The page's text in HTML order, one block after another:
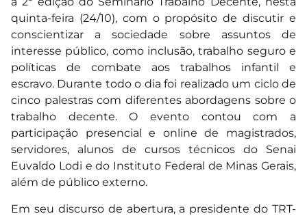
quinta-feira (24/10), com o propósito de discutir e
conscientizar a sociedade sobre assuntos de
interesse público, como inclusão, trabalho seguro e
políticas de combate aos trabalhos infantil e
escravo. Durante todo o dia foi realizado um ciclo de
cinco palestras com diferentes abordagens sobre o
trabalho decente. O evento contou com a
participação presencial e online de magistrados,
servidores, alunos de cursos técnicos do Senai
Euvaldo Lodi e do Instituto Federal de Minas Gerais,
além de público externo.
Em seu discurso de abertura, a presidente do TRT-